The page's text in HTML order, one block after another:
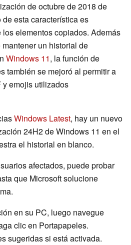
de octubre de 2018 de
esta característica es
elementos copiados. Además
un historial de
Windows 11, la función de
también se mejoró al permitir a
y emojis utilizados
Windows Latest, hay un nuevo
24H2 de Windows 11 en el
el historial en blanco.
afectados, puede probar
que Microsoft solucione
en su PC, luego navegue
clic en Portapapeles.
sugeridas si está activada.